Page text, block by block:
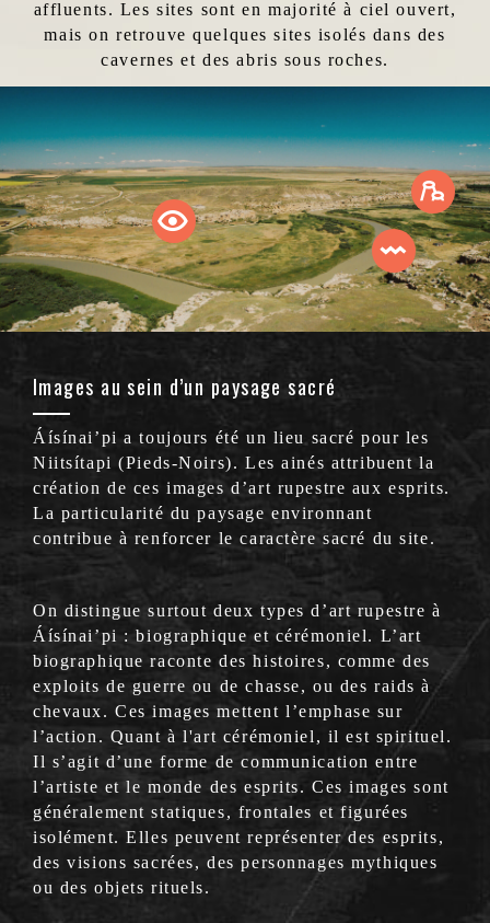
affluents. Les sites sont en majorité à ciel ouvert,
mais on retrouve quelques sites isolés dans des
cavernes et des abris sous roches.
Images au sein d’un paysage sacré
Áísínai’pi a toujours été un lieu sacré pour les
Niitsítapi (Pieds-Noirs). Les ainés attribuent la
création de ces images d’art rupestre aux esprits.
La particularité du paysage environnant
contribue à renforcer le caractère sacré du site.
On distingue surtout deux types d’art rupestre à
Áísínai’pi : biographique et cérémoniel. L’art
biographique raconte des histoires, comme des
exploits de guerre ou de chasse, ou des raids à
chevaux. Ces images mettent l’emphase sur
l’action. Quant à l'art cérémoniel, il est spirituel.
Il s’agit d’une forme de communication entre
l’artiste et le monde des esprits. Ces images sont
généralement statiques, frontales et figurées
isolément. Elles peuvent représenter des esprits,
des visions sacrées, des personnages mythiques
ou des objets rituels.